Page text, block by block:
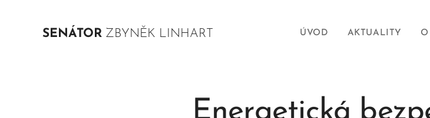
SENÁTOR ZBYNĚK LINHART ÚVOD AKTUALITY